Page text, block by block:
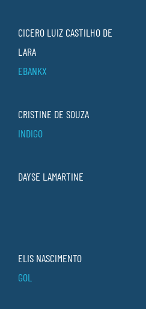
CICERO LUIZ CASTILHO DE
LARA
EBANKX
CRISTINE DE SOUZA
INDIGO
DAYSE LAMARTINE
ELIS NASCIMENTO
GOL